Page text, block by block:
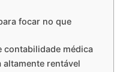
focar no que
contabilidade médica
rentável